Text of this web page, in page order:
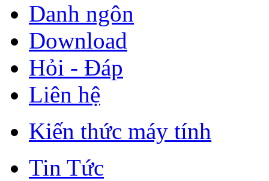
Danh ngôn
Download
Hỏi - Đáp
Liên hệ
Kiến thức máy tính
Tin Tức